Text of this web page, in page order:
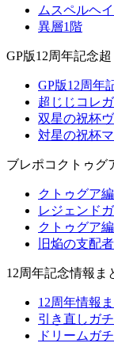
ムスペルヘ
異層1階
GP版12周年記念
GP版12周年
超じじコレ
双星の祝杯
対星の祝杯
ブレポコクトゥグ
クトゥグア
レジェンド
クトゥグア
旧焔の支配
12周年記念情報ま
12周年情報
引き直しガ
ドリームガ